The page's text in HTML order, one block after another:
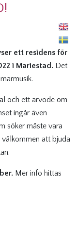
ett residens för
i Mariestad. Det
och ett arvode om
ingår även
söker måste vara
att bjuda
Mer info hittas